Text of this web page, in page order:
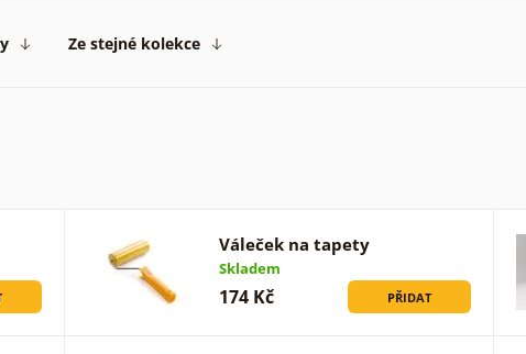
Ze stejné kolekce
Váleček na tapety
Skladem
174 Kč PŘIDAT